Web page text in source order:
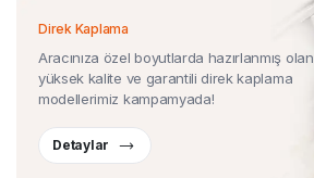
Direk Kaplama
Aracınıza özel boyutlarda hazırlanmış olan
yüksek kalite ve garantili direk kaplama
modellerimiz kampamyada!
Detaylar